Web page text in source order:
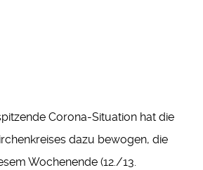
Corona-Situation hat die
dazu bewogen, die
Wochenende (12./13.